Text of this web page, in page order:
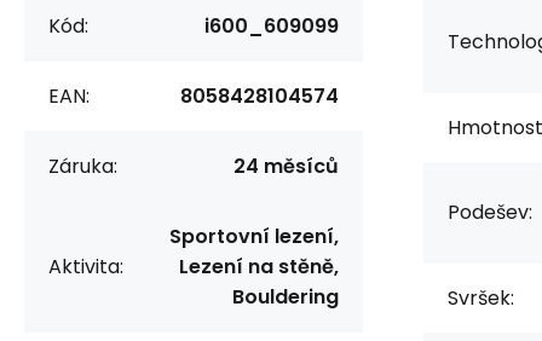
Kód: i600_609099
EAN: 8058428104574
Záruka: 24 měsíců
Aktivita:
Sportovní lezení,
Lezení na stěně,
Bouldering
Podešev:
Svršek: